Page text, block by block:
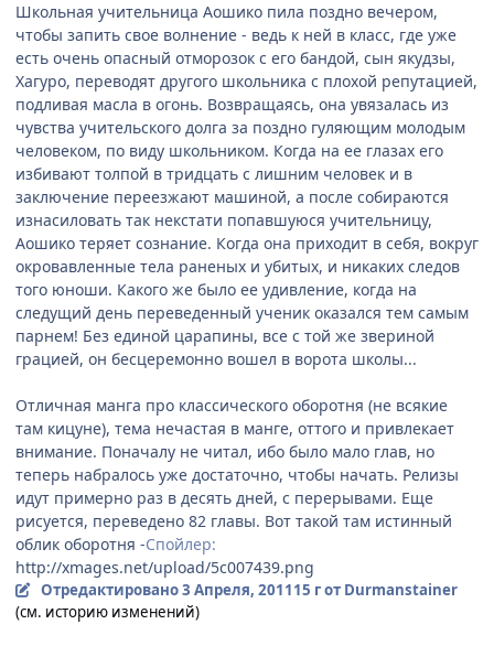
Школьная учительница Аошико пила поздно вечером,
чтобы запить свое волнение - ведь к ней в класс, где уже
есть очень опасный отморозок с его бандой, сын якудзы,
Хагуро, переводят другого школьника с плохой репутацией,
подливая масла в огонь. Возвращаясь, она увязалась из
чувства учительского долга за поздно гуляющим молодым
человеком, по виду школьником. Когда на ее глазах его
избивают толпой в тридцать с лишним человек и в
заключение переезжают машиной, а после собираются
изнасиловать так некстати попавшуюся учительницу,
Аошико теряет сознание. Когда она приходит в себя, вокруг
окровавленные тела раненых и убитых, и никаких следов
того юноши. Какого же было ее удивление, когда на
следущий день переведенный ученик оказался тем самым
парнем! Без единой царапины, все с той же звериной
грацией, он бесцеремонно вошел в ворота школы...
Отличная манга про классического оборотня (не всякие
там кицуне), тема нечастая в манге, оттого и привлекает
внимание. Поначалу не читал, ибо было мало глав, но
теперь набралось уже достаточно, чтобы начать. Релизы
идут примерно раз в десять дней, с перерывами. Еще
рисуется, переведено 82 главы. Вот такой там истинный
облик оборотня -Спойлер:
http://xmages.net/upload/5c007439.png
Отредактировано3 Апреля, 201115 гот Durmanstainer
(см. историю изменений)